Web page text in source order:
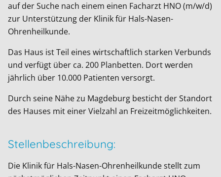
auf der Suche nach einem einen Facharzt HNO (m/w/d)
zur Unterstützung der Klinik für Hals-Nasen-
Ohrenheilkunde.
Das Haus ist Teil eines wirtschaftlich starken Verbunds
und verfügt über ca. 200 Planbetten. Dort werden
jährlich über 10.000 Patienten versorgt.
Durch seine Nähe zu Magdeburg besticht der Standort
des Hauses mit einer Vielzahl an Freizeitmöglichkeiten.
Stellenbeschreibung:
Die Klinik für Hals-Nasen-Ohrenheilkunde stellt zum